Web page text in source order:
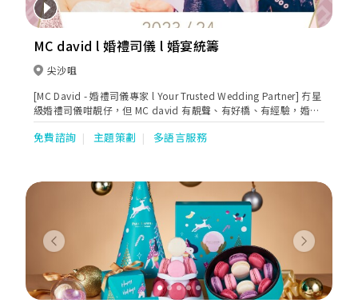
MC david l 婚禮司儀 l 婚宴統籌
尖沙咀
[MC David - 婚禮司儀專家 l Your Trusted Wedding Partner] 冇星
級婚禮司儀咁靚仔，但 MC david 有靚聲、有好橋、有經驗，婚禮
前中後段都幫你哋細心安排，新人好似多咗個專業 wedding
planner。8年以來，超過300對新人信賴。無論傳統中式
新人窩心、父母放心、來賓開心。不知不覺間，新人多咗個幫到手
嘅兄弟。想 Big Day 氣氛輕鬆幽默？啱哂，MC David 極力推介自
家制 warm up games + 搞笑 magic show，包保來賓由頭笑到落
尾 ;0)。有圖、有片、有真相。請立即睇睇MC David portfolio +
新人好評，覺得 make sense 啱 style 就先 book 佢傾傾，聽下佢
意見然後再作決定。畢竟是一生人一次人生大事，一定要搵個專
業、信得過、啱 key 嘅 wedding partner，對嗎？
免費諮詢 主題策劃 多語言服務
Previous Next